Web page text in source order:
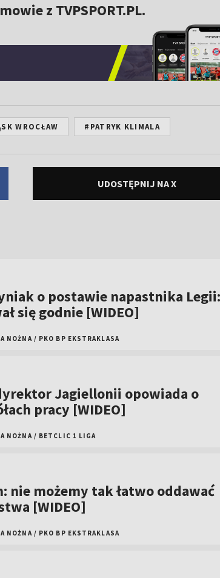
z TVPSPORT.PL.
WROCŁAW #PATRYK KLIMALA
UDOSTĘPNIJ NA X
o postawie napastnika Legii:
się godnie [WIDEO]
NOŻNA / PKO BP EKSTRAKLASA
Jagiellonii opowiada o
pracy [WIDEO]
NOŻNA / BETCLIC 1 LIGA
nie możemy tak łatwo oddawać
[WIDEO]
NOŻNA / PKO BP EKSTRAKLASA